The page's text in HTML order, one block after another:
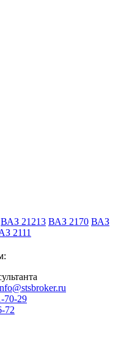
ВАЗ 21213 ВАЗ 2170 ВАЗ
2111
70-29
72